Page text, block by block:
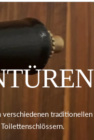
verschiedenen traditionellen